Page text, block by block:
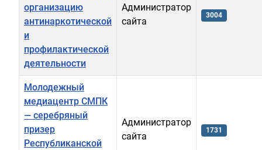
организацию
антинаркотической
и
профилактической
деятельности
Администратор
сайта
3004
Молодежный
медиацентр СМПК
— серебряный
призер
Республиканской
Администратор
сайта
1731